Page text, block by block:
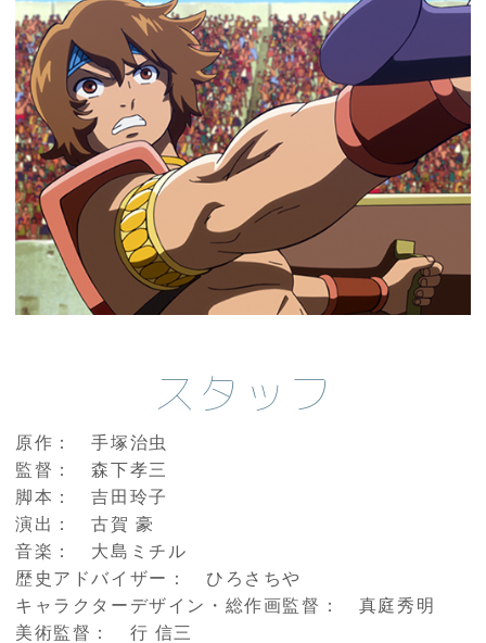
スタッフ
原作： 手塚治虫
監督： 森下孝三
脚本： 吉田玲子
演出： 古賀 豪
音楽： 大島ミチル
歴史アドバイザー： ひろさちや
キャラクターデザイン・総作画監督： 真庭秀明
美術監督： 行 信三